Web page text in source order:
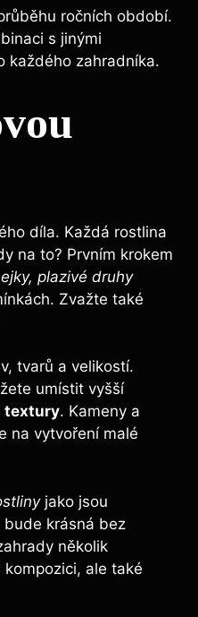
ročních období.
s jinými
každého zahradníka.
díla. Každá rostlina
na to? Prvním krokem
plazivé druhy
Zvažte také
tvarů a velikostí.
umístit vyšší
textury. Kameny a
na vytvoření malé
jako jsou
krásná bez
několik
ale také